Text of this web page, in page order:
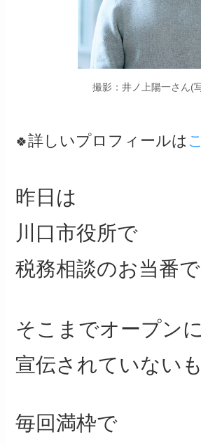
撮影：井ノ上陽一さん(
🍀詳しいプロフィールは
昨日は
川口市役所で
税務相談のお当番
そこまでオープンに
宣伝されていない
毎回満枠で